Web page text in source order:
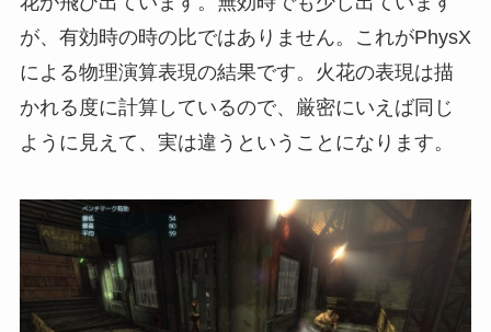
が、有効時の時の比ではありません。これがPhysX
による物理演算表現の結果です。火花の表現は描
かれる度に計算しているので、厳密にいえば同じ
ように見えて、実は違うということになります。